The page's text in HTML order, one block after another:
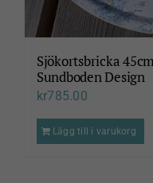
Sjökortsbricka
Sundboden Design
kr785.00
Lägg till i varukorg